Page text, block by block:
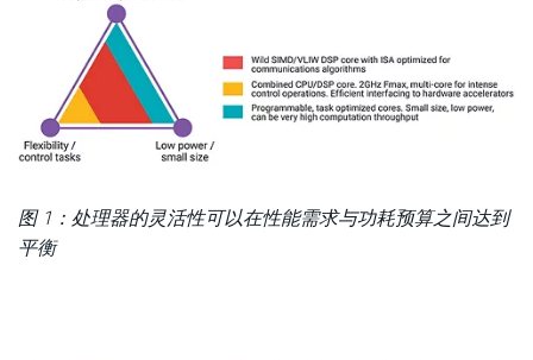
图 1：处理器的灵活性可以在性能需求与功耗预算之间达到
平衡